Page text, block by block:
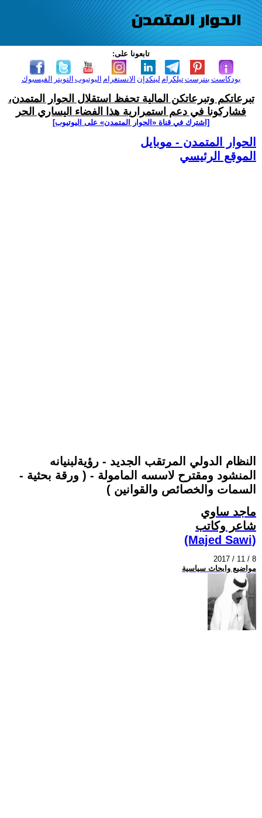
تابعونا على:
الفيسبوك التويتر اليوتيوب الانستغرام لينكدإن تيلكرامبنترست بودكاست
تبرعاتكم وتبرعاتكن المالية تحفظ استقلال الحوار المتمدن،
فشاركونا في دعم استمرارية هذا الفضاء اليساري الحر
[اشترك في قناة ‫«الحوار المتمدن» على اليوتيوب]
الحوار المتمدن - موبايل
الموقع الرئيسي
النظام الدولي المرتقب الجديد - رؤيةلبنيانه
المنشود ومقترح لاسسه المامولة - ( ورقة بحثية -
السمات والخصائص والقوانين )
ماجد ساوي
شاعر وكاتب
(Majed Sawi)
2017 / 11 / 8
مواضيع وابحاث سياسية